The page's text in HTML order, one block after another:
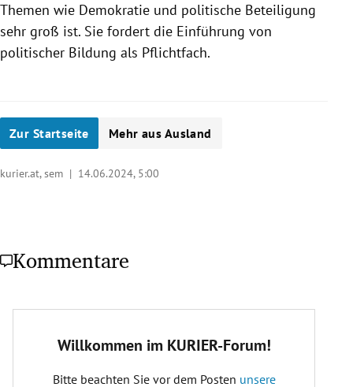
Themen wie Demokratie und politische Beteiligung
sehr groß ist. Sie fordert die Einführung von
politischer Bildung als Pflichtfach.
Zur Startseite Mehr aus Ausland
kurier.at, sem | 14.06.2024, 5:00
Kommentare